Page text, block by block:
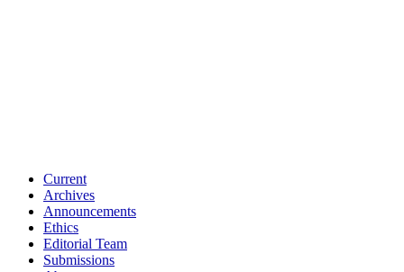
Current
Archives
Announcements
Ethics
Editorial Team
Submissions